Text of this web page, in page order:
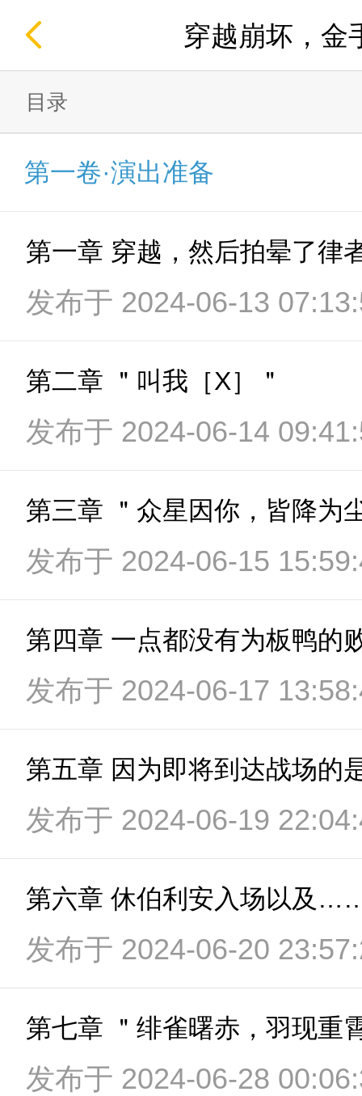
穿越崩坏，金
目录
第一卷·演出准备
第一章 穿越，然后拍晕了律
发布于 2024-06-13
第二章 ＂叫我［X］＂
发布于 2024-06-14
第三章 ＂众星因你，皆降为
发布于 2024-06-15
第四章 一点都没有为板鸭的
发布于 2024-06-17
发布于 2024-06-19
第六章 休伯利安入场以及
发布于 2024-06-20
第七章 ＂绯雀曙赤，羽现重
发布于 2024-06-28